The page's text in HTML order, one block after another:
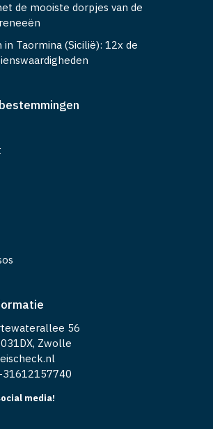
de mooiste dorpjes van de
in Taormina (Sicilië): 12x de
56
Zwolle
31612157740
media!